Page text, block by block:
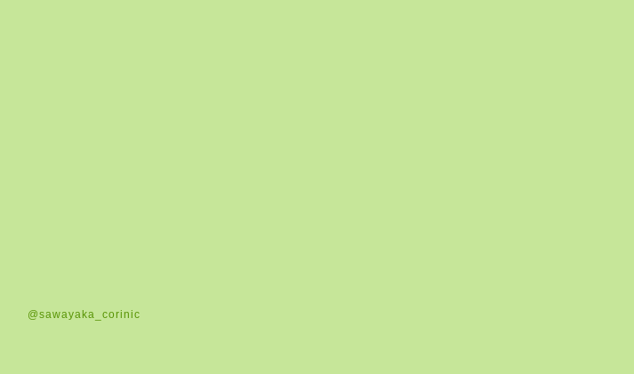
@sawayaka_corinic